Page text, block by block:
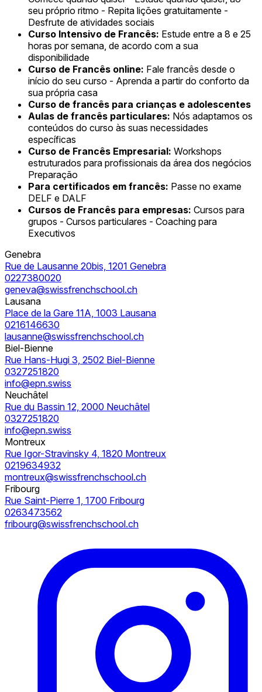
seu próprio ritmo - Repita lições gratuitamente -
Desfrute de atividades sociais
Curso Intensivo de Francês: Estude entre a 8 e 25
horas por semana, de acordo com a sua
disponibilidade
Curso de Francês online: Fale francês desde o
início do seu curso - Aprenda a partir do conforto da
sua própria casa
Curso de francês para crianças e adolescentes
Aulas de francês particulares: Nós adaptamos os
conteúdos do curso às suas necessidades
específicas
Curso de Francês Empresarial: Workshops
estruturados para profissionais da área dos negócios
Preparação
Para certificados em francês: Passe no exame
DELF e DALF
Cursos de Francês para empresas: Cursos para
grupos - Cursos particulares - Coaching para
Executivos
Genebra
Rue de Lausanne 20bis, 1201 Genebra
0227380020
geneva@swissfrenchschool.ch
Lausana
Place de la Gare 11A, 1003 Lausana
0216146630
lausanne@swissfrenchschool.ch
Biel-Bienne
Rue Hans-Hugi 3, 2502 Biel-Bienne
0327251820
info@epn.swiss
Neuchâtel
Rue du Bassin 12, 2000 Neuchâtel
0327251820
info@epn.swiss
Montreux
Rue Igor-Stravinsky 4, 1820 Montreux
0219634932
montreux@swissfrenchschool.ch
Fribourg
Rue Saint-Pierre 1, 1700 Fribourg
0263473562
fribourg@swissfrenchschool.ch